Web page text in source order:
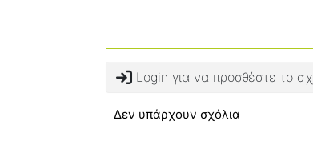
Login για να προσθέστε το
Δεν υπάρχουν σχόλια